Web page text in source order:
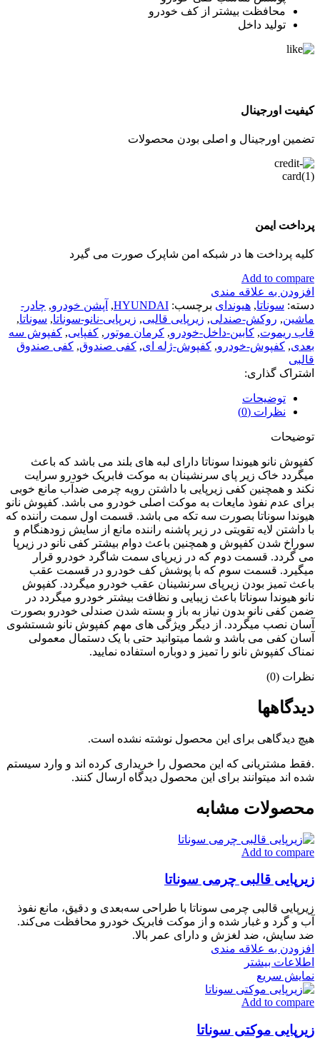
محافظت بیشتر از کف خودرو
تولید داخل
کیفیت اورجینال
تضمین اورجینال و اصلی بودن محصولات
پرداخت ایمن
کلیه پرداخت ها در شبکه امن شاپرک صورت می گیرد
Add to compare
افزودن به علاقه مندی
دسته: سوناتا, هیوندای برچسب: HYUNDAI
, آپشن خودرو, چادر-
ماشین, روکش-صندلی, زیرپایی قالبی, زیرپایی-نانو-سوناتا, سوناتا,
قاب ریموت, کابین-داخل-خودرو, کرمان موتور , کفپایی, کفپوش سه
بعدی, کفپوش-خودرو, کفپوش-ژله ای, کفی صندوق, کفی صندوق
قالبی
اشتراک گذاری:
توضیحات
نظرات (0)
توضیحات
کفپوش نانو هیوندا سوناتا دارای لبه های بلند می باشد که باعث
میگردد خاک زیر پای سرنشینان به موکت فابریک خودرو سرایت
نکند و همچنین کفی زیرپایی با داشتن رویه چرمی ضدآب مانع خوبی
برای عدم نفوذ مایعات به موکت اصلی خودرو می باشد. کفپوش نانو
هیوندا سوناتا بصورت سه تکه می باشد. قسمت اول سمت راننده که
با داشتن لایه تقویتی در زیر پاشنه راننده مانع از سایش زودهنگام و
سوراخ شدن کفپوش و همچنین باعث دوام بیشتر کفی نانو در زیرپا
می گردد. قسمت دوم که در زیرپای سمت شاگرد خودرو قرار
میگیرد. قسمت سوم که با پوشش کف خودرو در قسمت عقب
باعث تمیز بودن زیرپای سرنشینان عقب خودرو میگردد. کفپوش
نانو هیوندا سوناتا باعث زیبایی و نظافت بیشتر خودرو میگردد در
ضمن کفی نانو بدون نیاز به باز و بسته شدن صندلی خودرو بصورت
آسان نصب میگردد. از دیگر ویژگی های مهم کفپوش نانو شستشوی
آسان کفی می باشد و شما میتوانید حتی با یک دستمال معمولی
نمناک کفپوش نانو را تمیز و دوباره استفاده نمایید.
نظرات (0)
دیدگاهها
هیچ دیدگاهی برای این محصول نوشته نشده است.
.فقط مشتریانی که این محصول را خریداری کرده اند و وارد سیستم
شده اند میتوانند برای این محصول دیدگاه ارسال کنند.
محصولات مشابه
Add to compare
زیرپایی قالبی چرمی سوناتا
زیرپایی قالبی چرمی سوناتا با طراحی سه‌بعدی و دقیق، مانع نفوذ
آب و گرد و غبار شده و از موکت فابریک خودرو محافظت می‌کند.
ضد سایش، ضد لغزش و دارای عمر بالا.
افزودن به علاقه مندی
اطلاعات بیشتر
نمایش سریع
Add to compare
زیرپایی موکتی سوناتا